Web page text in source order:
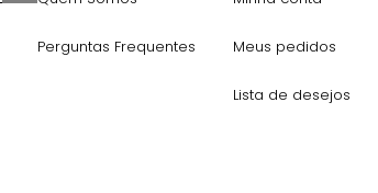
Perguntas Frequentes Meus pedidos
Lista de desejos